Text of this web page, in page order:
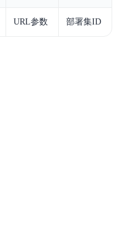
URL参数 部署集ID